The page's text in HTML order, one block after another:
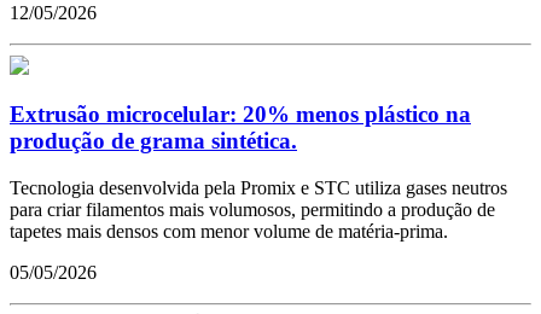
12/05/2026
Extrusão microcelular: 20% menos plástico na
produção de grama sintética.
Tecnologia desenvolvida pela Promix e STC utiliza gases neutros
para criar filamentos mais volumosos, permitindo a produção de
tapetes mais densos com menor volume de matéria-prima.
05/05/2026